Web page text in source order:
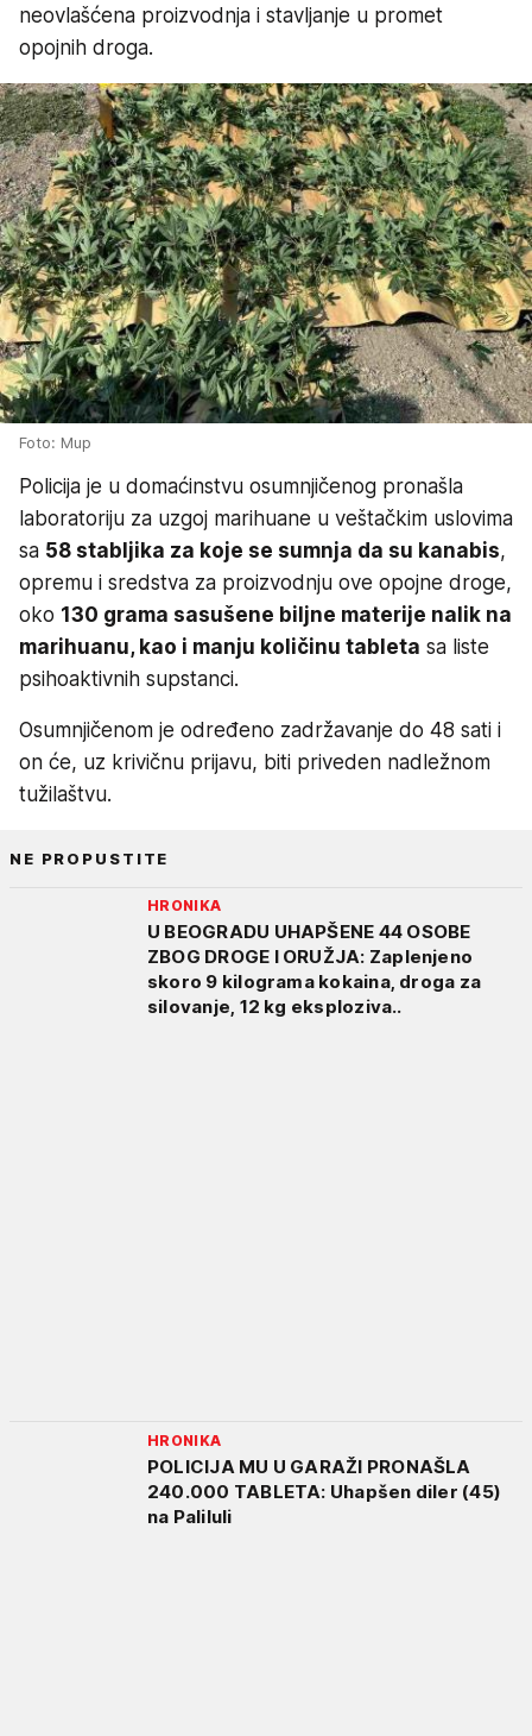
neovlašćena proizvodnja i stavljanje u promet
opojnih droga.
Foto: Mup
Policija je u domaćinstvu osumnjičenog pronašla
laboratoriju za uzgoj marihuane u veštačkim uslovima
sa 58 stabljika za koje se sumnja da su kanabis,
opremu i sredstva za proizvodnju ove opojne droge,
oko 130 grama sasušene biljne materije nalik na
marihuanu, kao i manju količinu tableta sa liste
psihoaktivnih supstanci.
Osumnjičenom je određeno zadržavanje do 48 sati i
on će, uz krivičnu prijavu, biti priveden nadležnom
tužilaštvu.
NE PROPUSTITE
HRONIKA
U BEOGRADU UHAPŠENE 44 OSOBE
ZBOG DROGE I ORUŽJA: Zaplenjeno
skoro 9 kilograma kokaina, droga za
silovanje, 12 kg eksploziva..
HRONIKA
POLICIJA MU U GARAŽI PRONAŠLA
240.000 TABLETA: Uhapšen diler (45)
na Paliluli